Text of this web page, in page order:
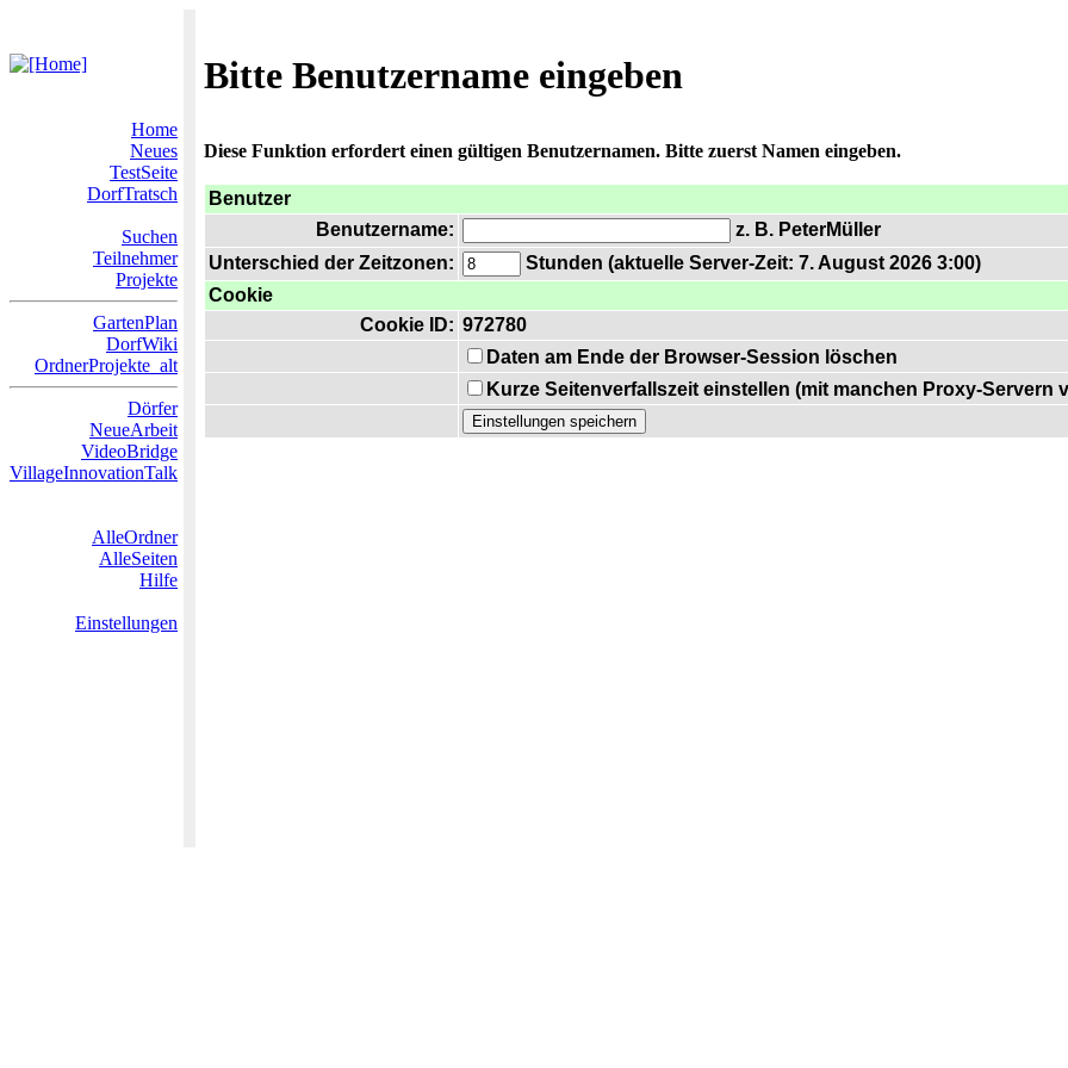
Bitte Benutzername eingeben
Home
Neues
TestSeite
DorfTratsch
Suchen
Teilnehmer
Projekte
GartenPlan
DorfWiki
OrdnerProjekte_alt
Dörfer
NeueArbeit
VideoBridge
VillageInnovationTalk
AlleOrdner
AlleSeiten
Hilfe
Einstellungen
Diese Funktion erfordert einen gültigen Benutzernamen. Bitte zuerst Namen eingeben.
Benutzer
Benutzername:
z. B. PeterMüller
Unterschied der Zeitzonen:
Stunden (aktuelle Server-Zeit: 7. August 2026 3:00)
Cookie
Cookie ID: 972780
Daten am Ende der Browser-Session löschen
Kurze Seitenverfallszeit einstellen (mit manchen Proxy-Servern